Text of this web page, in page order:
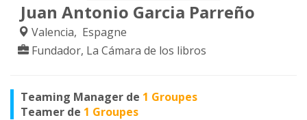
Juan Antonio Garcia Parreño
Valencia, Espagne
Fundador, La Cámara de los libros
Teaming Manager de 1 Groupes
Teamer de 1 Groupes